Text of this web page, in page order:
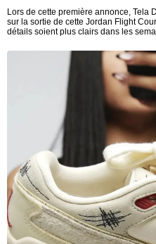
Lors de cette première annonce, Tela
sur la sortie de cette Jordan Flight
détails soient plus clairs dans les